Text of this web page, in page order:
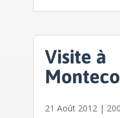
Visite à
21 Août 2012|